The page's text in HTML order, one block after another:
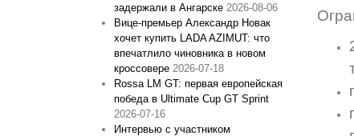
задержали в Ангарске 2026-08-06
Вице‑премьер Александр Новак
хочет купить LADA AZIMUT: что
впечатлило чиновника в новом
кроссовере 2026-07-18
Rossa LM GT: первая европейская
победа в Ultimate Cup GT Sprint
2026-07-16
Интервью с участником